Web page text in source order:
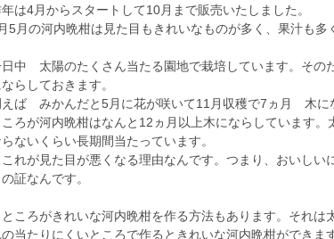
年は4月からスタートして10月まで販売いたしました。
5月の河内晩柑は見た目もきれいなものが多く、果汁も多
中 太陽のたくさん当たる園地で栽培しています。その
らしておきます。
えば みかんだと5月に花が咲いて11月収穫で7ヵ月 木に
ころが河内晩柑はなんと12ヵ月以上木にならしています
ないくらい長期間当たっています。
れが見た目が悪くなる理由なんです。つまり、おいし
の証なんです。
ころがきれいな河内晩柑を作る方法もあります。それは
の当たりにくいところで作るときれいな河内晩柑ができま